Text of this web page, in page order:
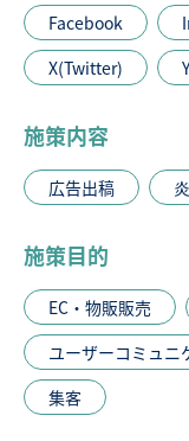
Facebook
X(Twitter)
施策内容
広告出稿
施策目的
EC・物販販売
ユーザーコミュニ
集客